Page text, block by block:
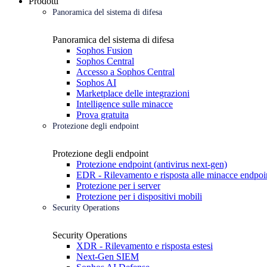
Panoramica del sistema di difesa
Panoramica del sistema di difesa
Sophos Fusion
Sophos Central
Accesso a Sophos Central
Sophos AI
Marketplace delle integrazioni
Intelligence sulle minacce
Prova gratuita
Protezione degli endpoint
Protezione degli endpoint
Protezione endpoint (antivirus next-gen)
EDR - Rilevamento e risposta alle minacce
Protezione per i server
Protezione per i dispositivi mobili
Security Operations
Security Operations
XDR - Rilevamento e risposta estesi
Next-Gen SIEM